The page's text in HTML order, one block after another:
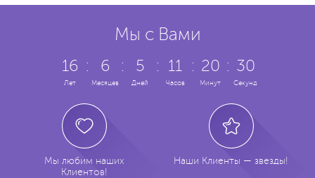
Мы с Вами
16
Лет
: 6
Месяцев
: 5
Дней
: 11
Часов
: 20
Минут
: 30
Секунд
Мы любим наших
Клиентов!
Наши Клиенты — звезды!